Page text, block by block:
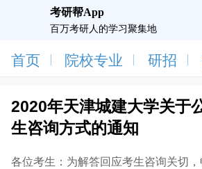
考研帮App
百万考研人的学习聚集地
首页 院校专业 研招
2020年天津城建大学关于
生咨询方式的通知
各位考生：为解答回应考生咨询关切